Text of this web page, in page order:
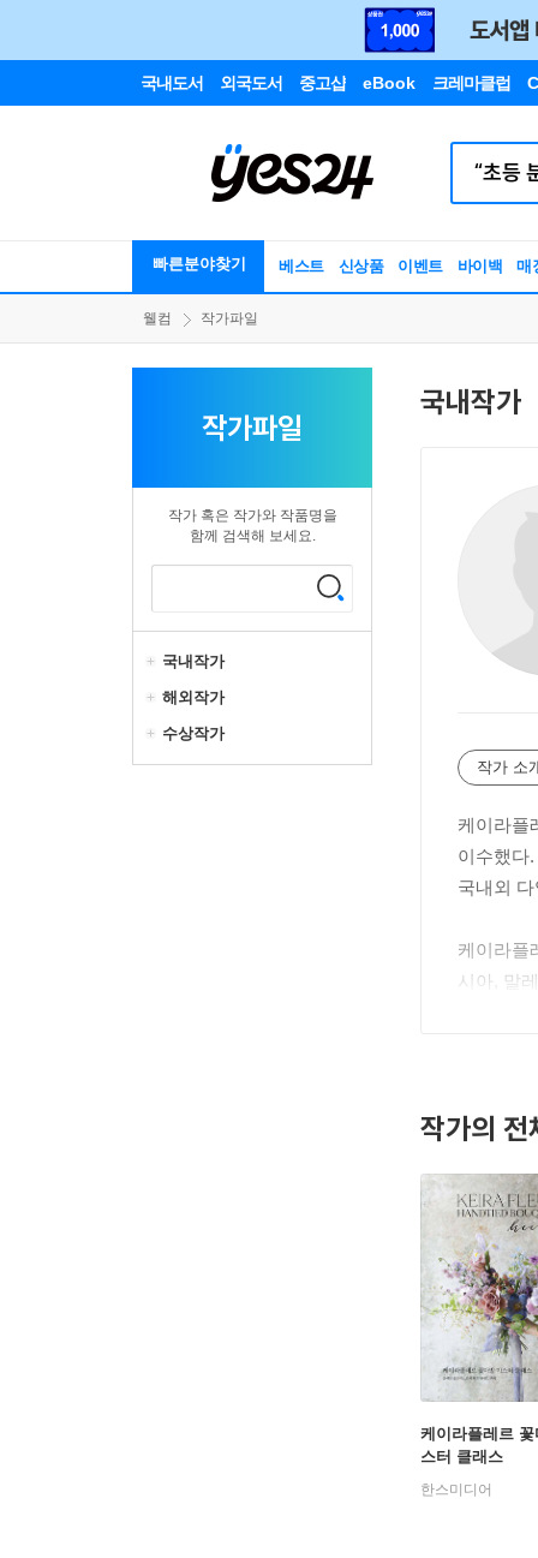
국내도서 외국도서 중고샵 eBook 크레마클럽
빠른분야찾기 베스트 신상품 이벤트 바이백 매
웰컴 작가파일
작가파일
작가 혹은 작가와 작품명을
함께 검색해 보세요.
국내작가
해외작가
수상작가
국내작가
작가 소
케이라플
이수했다
국내외
케이라플
시아, 말
작가의 전
케이라플레르
스터 클래스
한스미디어